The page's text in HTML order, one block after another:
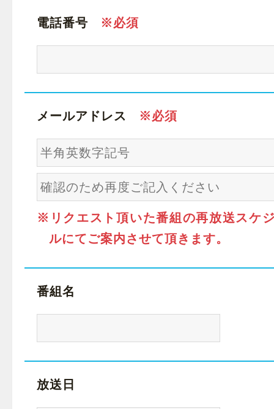
電話番号
メールアドレス
※リクエスト頂いた番組の再放送スケ
ルにてご案内させて頂きます。
番組名
放送日